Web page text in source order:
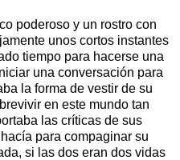
poderoso y un rostro con
unos cortos instantes
tiempo para hacerse una
una conversación para
la forma de vestir de su
en este mundo tan
las críticas de sus
para compaginar su
si las dos eran dos vidas